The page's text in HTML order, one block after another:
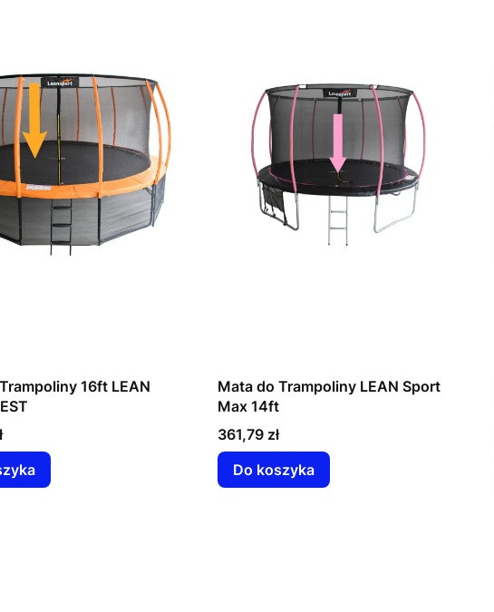
16ft LEAN
Mata do Trampoliny LEAN Sport
Max 14ft
Cena
361,79 zł
Do koszyka